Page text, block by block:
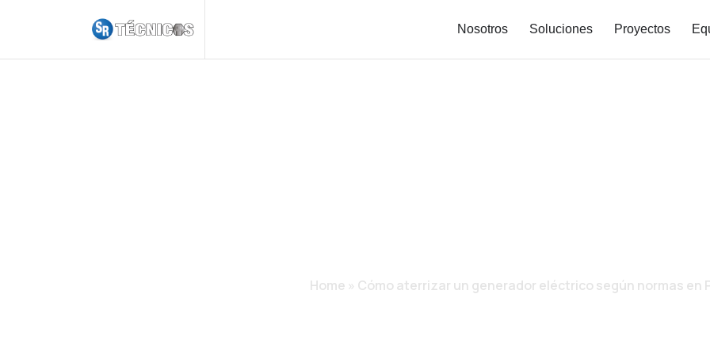
Nosotros Soluciones Proyectos
Home » Cómo aterrizar un generador eléctrico según normas en